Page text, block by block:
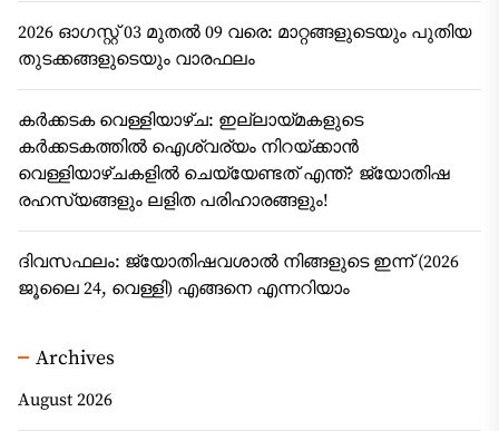
2026 ഓഗസ്റ്റ് 03 മുതൽ 09 വരെ: മാറ്റങ്ങളുടെയും പുതിയ
തുടക്കങ്ങളുടെയും വാരഫലം
കർക്കടക വെള്ളിയാഴ്ച: ഇല്ലായ്മകളുടെ
കർക്കടകത്തിൽ ഐശ്വര്യം നിറയ്ക്കാൻ
വെള്ളിയാഴ്ചകളിൽ ചെയ്യേണ്ടത് എന്ത്? ജ്യോതിഷ
രഹസ്യങ്ങളും ലളിത പരിഹാരങ്ങളും!
ദിവസഫലം: ജ്യോതിഷവശാൽ നിങ്ങളുടെ ഇന്ന്‌ (2026
ജൂലൈ 24, വെള്ളി) എങ്ങനെ എന്നറിയാം
Archives
August 2026